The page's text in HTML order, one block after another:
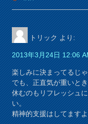
トリック より:
2013年3月24日 12:06
楽しみに決まってるじ
でも、正直気が重いと
休むのもリフレッシュ
い。
精神的支援はしてます